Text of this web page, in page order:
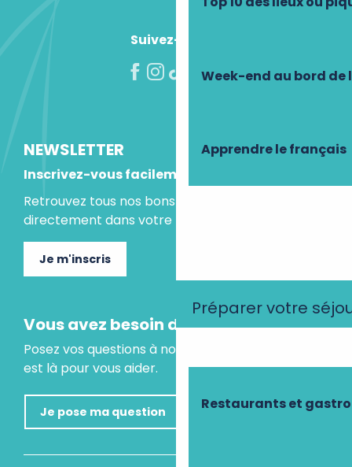
Week-end au bord de
Apprendre le français
Préparer votre
Restaurants et
Suivez-nous !
NEWSLETTER
Inscrivez-vous facilement
Retrouvez tous nos bons plans et idées séjours
directement dans votre boite mail.
Je m'inscris
Vous avez besoin d'un conseil ?
Posez vos questions à notre assistant virtuel, il
est là pour vous aider.
Je pose ma question